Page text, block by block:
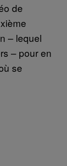
de
– lequel
– pour en
se